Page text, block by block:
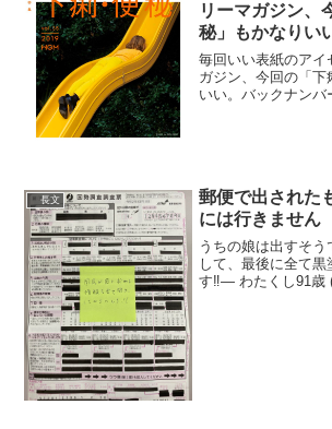
リーマガジン、
秘」もかなりい
毎回いい表紙のアイ
ガジン、今回の「下
いい。バックナンバ
長文
郵便で出された
には行きません
うちの娘は出すそう
して、最後に全て
す‼️— わたくし91歳